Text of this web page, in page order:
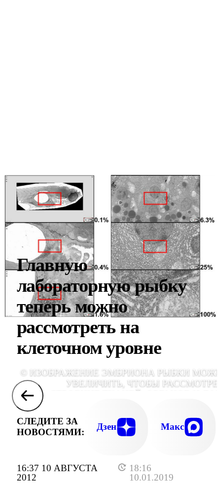
16:37 10 АВГУСТА
2012
18:16
10.01.2019
Главную
лабораторную рыбку
теперь можно
рассмотреть на
клеточном уровне
© ИЗОБРАЖЕНИЕ ЭМБРИОНА РЫБКИ
УВЕЛИЧИТЬ, ЧТОБЫ
СТРОЕНИЕ ТКАНЕЙ, ОРГАНОВ И
WILLIAMS ET AL.,
СЛЕДИТЕ ЗА
НОВОСТЯМИ:
Дзен Макс